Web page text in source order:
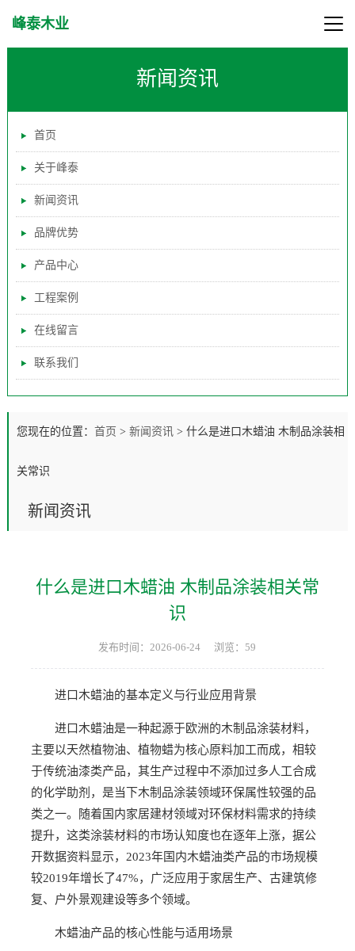
峰泰木业
新闻资讯
首页
关于峰泰
新闻资讯
品牌优势
产品中心
工程案例
在线留言
联系我们
您现在的位置： 首页 > 新闻资讯> 什么是进口木蜡油 木制品涂装相
关常识
新闻资讯
什么是进口木蜡油 木制品涂装相关常
识
发布时间：2026-06-24 浏览：59
进口木蜡油的基本定义与行业应用背景
进口木蜡油是一种起源于欧洲的木制品涂装材料，
主要以天然植物油、植物蜡为核心原料加工而成，相较
于传统油漆类产品，其生产过程中不添加过多人工合成
的化学助剂，是当下木制品涂装领域环保属性较强的品
类之一。随着国内家居建材领域对环保材料需求的持续
提升，这类涂装材料的市场认知度也在逐年上涨，据公
开数据资料显示，2023年国内木蜡油类产品的市场规模
较2019年增长了47%，广泛应用于家居生产、古建筑修
复、户外景观建设等多个领域。
木蜡油产品的核心性能与适用场景